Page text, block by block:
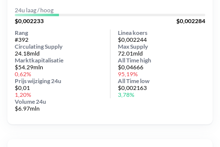
24u laag / hoog
$0,002233
$0,002284
Linea koers
$0,002244
Circulating Supply
24.18mld
Prijs wijziging 24u
$0,01
1,20%
Max Supply
72.01mld
Marktkapitalisatie
$54.29mln
0,62%
Volume 24u
$6.97mln
Rang
#392
All Timehigh
$0,04666
95,19%
All Time low
$0,002163
3,78%